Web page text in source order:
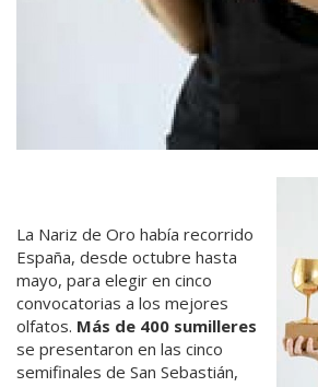
La Nariz de Oro había recorrido
España, desde octubre hasta
mayo, para elegir en cinco
convocatorias a los mejores
olfatos. Más de 400 sumilleres
se presentaron en las cinco
semifinales de San Sebastián,